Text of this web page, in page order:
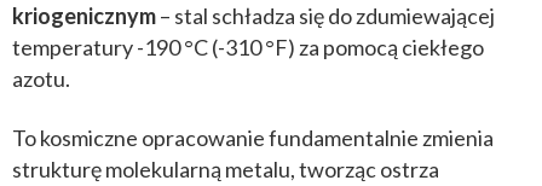
kriogenicznym– stal schładza się do zdumiewającej
temperatury -190 °C (-310 °F) za pomocą ciekłego
azotu.
To kosmiczne opracowanie fundamentalnie zmienia
strukturę molekularną metalu, tworząc ostrza